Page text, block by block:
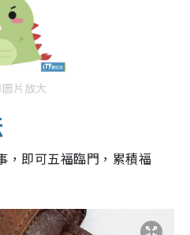
片放大
，即可五福臨門，累積福